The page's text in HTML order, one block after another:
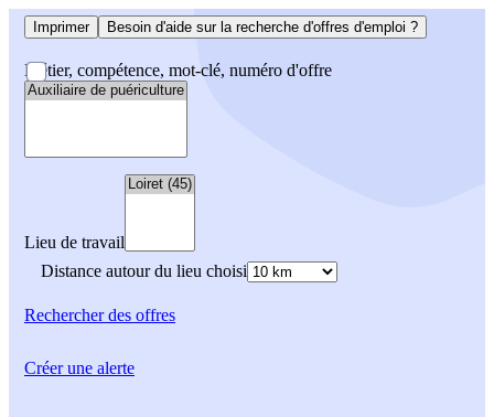
Imprimer Besoin d'aide sur la recherche d'offres d'emploi ?
Métier, compétence, mot-clé, numéro d'offre
Lieu de travail
Distance autour du lieu choisi
Rechercherdes offres
Créer une alerte